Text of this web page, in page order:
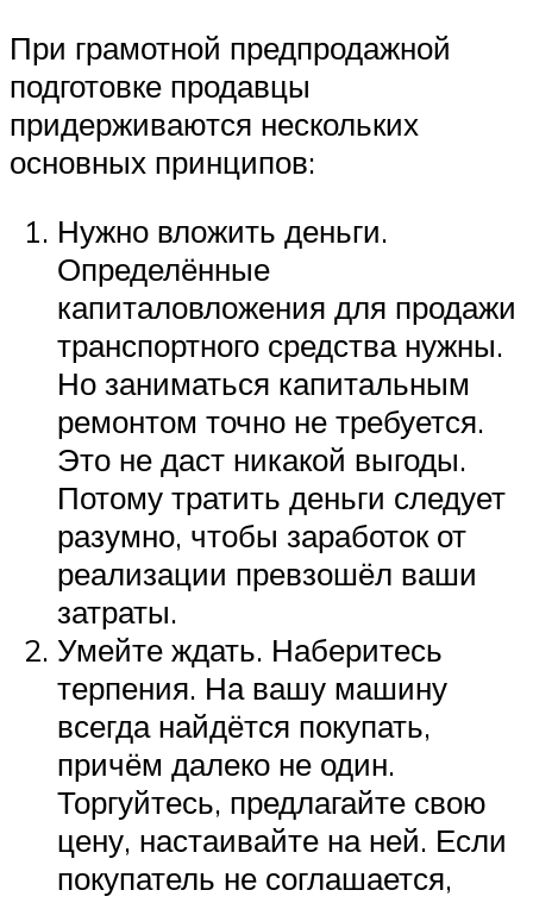
При грамотной предпродажной
подготовке продавцы
придерживаются нескольких
основных принципов:
Нужно вложить деньги.
Определённые
капиталовложения для продажи
транспортного средства нужны.
Но заниматься капитальным
ремонтом точно не требуется.
Это не даст никакой выгоды.
Потому тратить деньги следует
разумно, чтобы заработок от
реализации превзошёл ваши
затраты.
Умейте ждать. Наберитесь
терпения. На вашу машину
всегда найдётся покупать,
причём далеко не один.
Торгуйтесь, предлагайте свою
цену, настаивайте на ней. Если
покупатель не соглашается,